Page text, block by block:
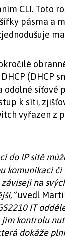
CLI. Toto
pásma a
(DHCP
odolné síťové
k síti,
vyřazen z
do IP sítě
komunikaci či
na
uvedl
IT
kontrolu
dokáže